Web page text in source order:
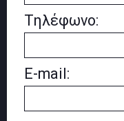
Τηλέφωνο:
E-mail: